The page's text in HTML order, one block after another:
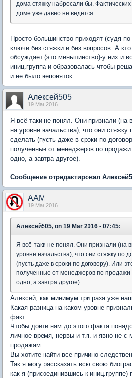
дома стяжку набросали бы.
доме уже давно не ведется.
Просто большинство приходят (судя
ключи без стяжки и без вопросов. А
обсуждает (это меньшинство)-у них и
иниц.группа и образовалась чтобы
и не было непоняток.
Алексей505
19 Mar 2016
Я всё-таки не понял. Они признали (на
на уровне начальства), что они стяжку
сделать (пусть даже в сроки по
полученные от менеджеров по продажи
одно, а завтра другое).
Сообщение отредактировал
AAM
19 Mar 2016
Алексей505, on 19 Mar 2016 - 07:45:
Я всё-таки не понял. Они признали (на
уровне начальства), что они стяжку по
(пусть даже в сроки по договору). Или
полученные от менеджеров по продажи
одно, а завтра другое).
Алексей, как минимум три раза уже
Какая разница на каком уровне
факт.
Чтобы дойти нам до этого факта
личное время, нервы и т.п. и явно не с
продажам.
Вы хотите найти все причино-
Так я могу рассказать всю свою
как я (присоединившись к